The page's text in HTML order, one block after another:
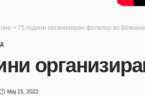
> 75 години организиран фолклор во Вевчани
Мај 15, 2022